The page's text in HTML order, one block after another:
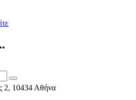
2, 10434 Αθήνα